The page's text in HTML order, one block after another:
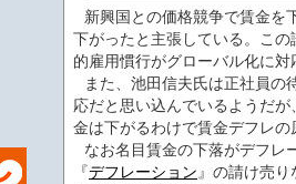
新興国との価格競争で賃金を
下がったと主張している。こ
的雇用慣行がグローバル化に
また、池田信夫氏は正社員の
応だと思い込んでいるようだ
金は下がるわけで賃金デフレ
なお名目賃金の下落がデフレ
『デフレーション 』の請け売